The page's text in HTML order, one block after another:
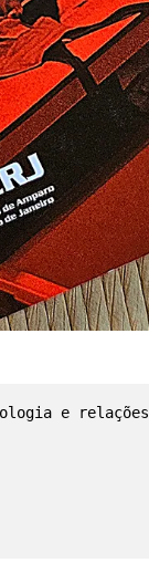
e relações